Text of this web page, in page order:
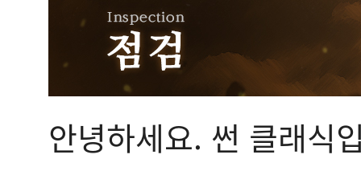
안녕하세요. 썬 클래식